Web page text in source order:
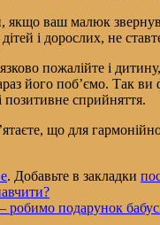
якщо ваш малюк
і дорослих, не
пожалійте і
його поб’ємо. Так
позитивне сприйняття.
що для
. Добавьте в закладки
подарунок